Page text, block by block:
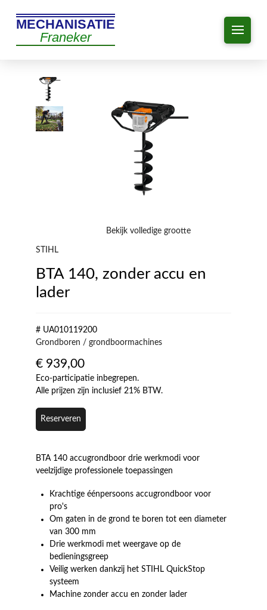
MECHANISATIE
Franeker
Bekijk volledige grootte
STIHL
BTA 140, zonder accu en
lader
# UA010119200
Grondboren / grondboormachines
€ 939,00
Eco-participatie inbegrepen.
Alle prijzen zijn inclusief 21% BTW.
Reserveren
BTA 140 accugrondboor drie werkmodi voor
veelzijdige professionele toepassingen
Krachtige éénpersoons accugrondboor voor
pro's
Om gaten in de grond te boren tot een diameter
van 300 mm
Drie werkmodi met weergave op de
bedieningsgreep
Veilig werken dankzij het STIHL QuickStop
systeem
Machine zonder accu en zonder lader